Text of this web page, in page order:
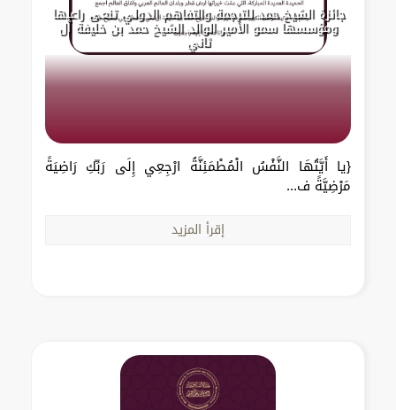
جائزة الشيخ حمد للترجمة والتفاهم الدولي تنعى راعيها
ومؤسسها سمو الأمير الوالد الشيخ حمد بن خليفة آل
ثاني
{يا أَيَّتُهَا النَّفْسُ الْمُطْمَئِنَّةُ ارْجِعِي إِلَى رَبِّكِ رَاضِيَةً
مَرْضِيَّةً ف...
إقرأ المزيد